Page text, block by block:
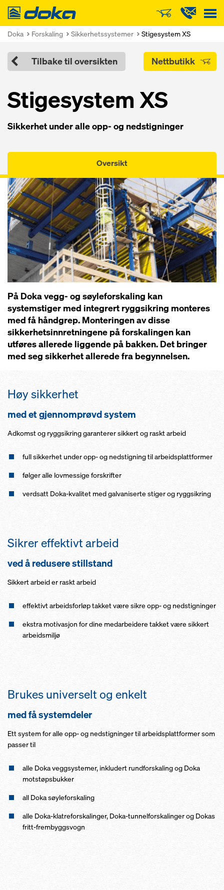
Doka
Doka Forskaling Sikkerhetssystemer Stigesystem XS
Tilbake til oversikten Nettbutikk
Stigesystem XS
Sikkerhet under alle opp- og nedstigninger
Oversikt
På Doka vegg- og søyleforskaling kan
systemstiger med integrert ryggsikring monteres
med få håndgrep. Monteringen av disse
sikkerhetsinnretningene på forskalingen kan
utføres allerede liggende på bakken. Det bringer
med seg sikkerhet allerede fra begynnelsen.
Høy sikkerhet
med et gjennomprøvd system
Adkomst og ryggsikring garanterer sikkert og raskt arbeid
full sikkerhet under opp- og nedstigning til arbeidsplattformer
følger alle lovmessige forskrifter
verdsatt Doka-kvalitet med galvaniserte stiger og ryggsikring
Sikrer effektivt arbeid
ved å redusere stillstand
Sikkert arbeid er raskt arbeid
effektivt arbeidsforløp takket være sikre opp- og nedstigninger
ekstra motivasjon for dine medarbeidere takket være sikkert
arbeidsmiljø
Brukes universelt og enkelt
med få systemdeler
Ett system for alle opp- og nedstigninger til arbeidsplattformer som
passer til
alle Doka veggsystemer, inkludert rundforskaling og Doka
motstøpsbukker
all Doka søyleforskaling
alle Doka-klatreforskalinger, Doka-tunnelforskalinger og Dokas
fritt-frembyggsvogn